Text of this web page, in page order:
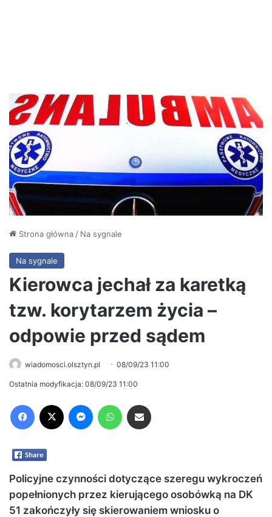
Strona główna/ Na sygnale
Na sygnale
Kierowca jechał za karetką
tzw. korytarzem życia –
odpowie przed sądem
wiadomosci.olsztyn.pl 08/09/23 11:00
Ostatnia modyfikacja: 08/09/23 11:00
Policyjne czynności dotyczące szeregu wykroczeń
popełnionych przez kierującego osobówką na DK
51 zakończyły się skierowaniem wniosku o